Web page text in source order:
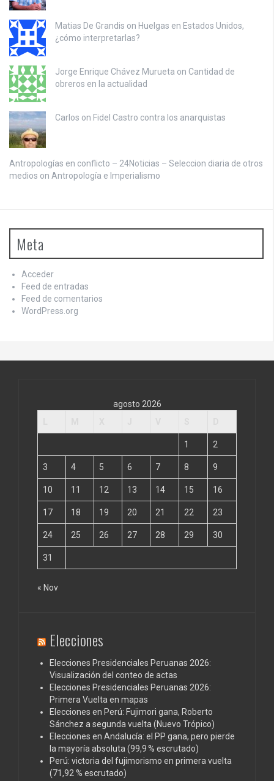
Matias De Grandis on Huelgas en Estados Unidos,
¿cómo interpretarlas?
Jorge Enrique Chávez Murueta on Cantidad de
obreros en la actualidad
Carlos on Fidel Castro contra los anarquistas
Antropologías en conflicto – 24Noticias – Seleccion diaria de otros
medios on Antropología e Imperialismo
Meta
Acceder
Feed de entradas
Feed de comentarios
WordPress.org
agosto 2026
1 2
3 4 5 6 7 8 9
10 11 12 13 14 15 16
17 18 19 20 21 22 23
24 25 26 27 28 29 30
31
« Nov
Elecciones
Elecciones Presidenciales Peruanas 2026:
Visualización del conteo de actas
Elecciones Presidenciales Peruanas 2026:
Primera Vuelta en mapas
Elecciones en Perú: Fujimori gana, Roberto
Sánchez a segunda vuelta (Nuevo Trópico)
Elecciones en Andalucía: el PP gana, pero pierde
la mayoría absoluta (99,9 % escrutado)
Perú: victoria del fujimorismo en primera vuelta
(71,92 % escrutado)